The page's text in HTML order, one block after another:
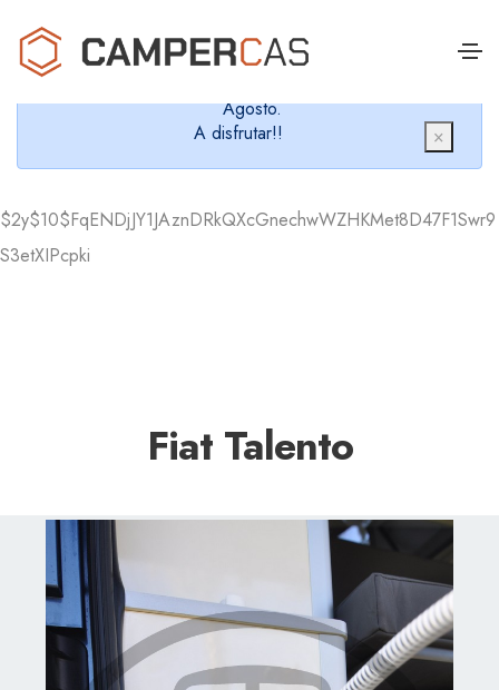
Cerramos en verano, que nos queremos dar un
chapuzón y refrescarnos.
Agosto.
A disfrutar!!
×
$2y$10$FqENDjJY1JAznDRkQXcGnechwWZHKMet8D47F1Swr9
S3etXIPcpki
Fiat Talento